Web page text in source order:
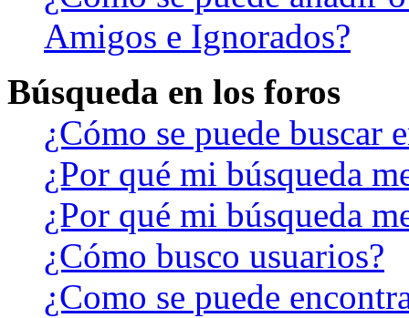
Amigos e Ignorados?
Búsqueda en los foros
¿Cómo se puede buscar
¿Por qué mi búsqueda
¿Por qué mi búsqueda
¿Cómo busco usuarios?
¿Como se puede